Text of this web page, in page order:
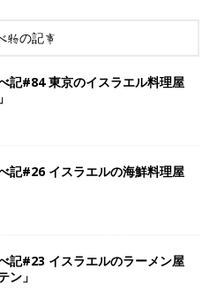
物の記事
記#84 東京のイスラエル料理屋
記#26 イスラエルの海鮮料理屋
記#23 イスラエルのラーメン屋
ン」